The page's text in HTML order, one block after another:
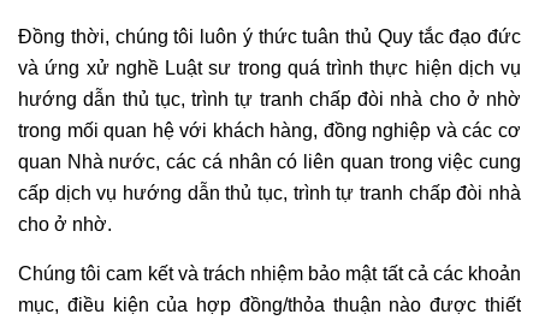
Đồng thời, chúng tôi luôn ý thức tuân thủ Quy tắc đạo đức
và ứng xử nghề Luật sư trong quá trình thực hiện dịch vụ
hướng dẫn thủ tục, trình tự tranh chấp đòi nhà cho ở nhờ
trong mối quan hệ với khách hàng, đồng nghiệp và các cơ
quan Nhà nước, các cá nhân có liên quan trong việc cung
cấp dịch vụ hướng dẫn thủ tục, trình tự tranh chấp đòi nhà
cho ở nhờ.
Chúng tôi cam kết và trách nhiệm bảo mật tất cả các khoản
mục, điều kiện của hợp đồng/thỏa thuận nào được thiết